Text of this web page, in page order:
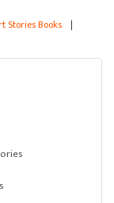
Stories Books |